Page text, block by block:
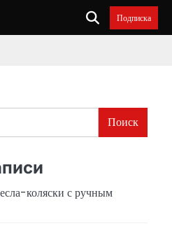
Подписка
Поиск
коляски с ручным